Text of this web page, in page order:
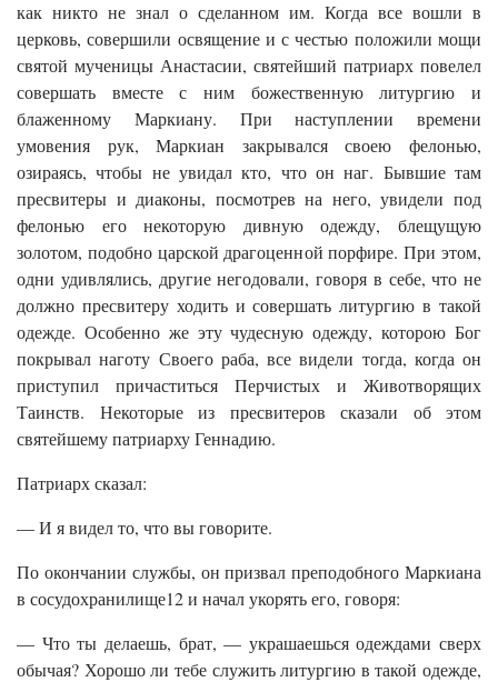
как никто не знал о сделанном им. Когда все вошли в
церковь, совершили освящение и с честью положили мощи
святой мученицы Анастасии, святейший патриарх повелел
совершать вместе с ним божественную литургию и
блаженному Маркиану. При наступлении времени
умовения рук, Маркиан закрывался своею фелонью,
озираясь, чтобы не увидал кто, что он наг. Бывшие там
пресвитеры и диаконы, посмотрев на него, увидели под
фелонью его некоторую дивную одежду, блещущую
золотом, подобно царской драгоценной порфире. При этом,
одни удивлялись, другие негодовали, говоря в себе, что не
должно пресвитеру ходить и совершать литургию в такой
одежде. Особенно же эту чудесную одежду, которою Бог
покрывал наготу Своего раба, все видели тогда, когда он
приступил причаститься Перчистых и Животворящих
Таинств. Некоторые из пресвитеров сказали об этом
святейшему патриарху Геннадию.
Патриарх сказал:
— И я видел то, что вы говорите.
По окончании службы, он призвал преподобного Маркиана
в сосудохранилище12 и начал укорять его, говоря:
— Что ты делаешь, брат, — украшаешься одеждами сверх
обычая? Хорошо ли тебе служить литургию в такой одежде,